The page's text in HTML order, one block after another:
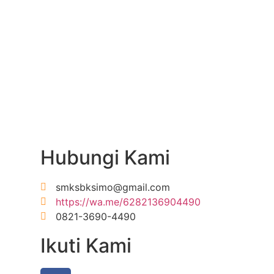
Hubungi Kami
smksbksimo@gmail.com
https://wa.me/6282136904490
0821-3690-4490
Ikuti Kami